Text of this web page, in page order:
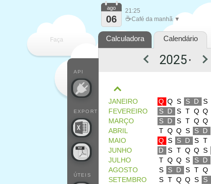
Faça
API
EXPORT
ÚTEIS
ago
06
21:25
☕Café da manhã ▼
Calculadora Calendário
▼
JANEIRO Q Q S S D S
FEVEREIRO
S D S T Q Q
MARÇO
S D S T Q Q
ABRIL
T Q Q S S D
MAIO
Q S S D S T
JUNHO
D S T Q Q S
JULHO
T Q Q S S D
AGOSTO
S S D S T Q
SETEMBRO
S T Q Q S S